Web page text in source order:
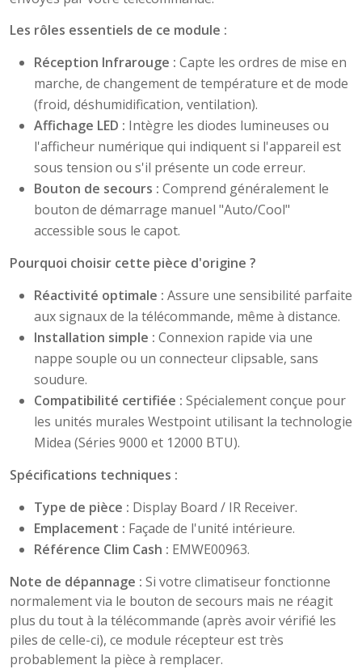
Les rôles essentiels de ce module :
Réception Infrarouge : Capte les ordres de mise en
marche, de changement de température et de mode
(froid, déshumidification, ventilation).
Affichage LED : Intègre les diodes lumineuses ou
l'afficheur numérique qui indiquent si l'appareil est
sous tension ou s'il présente un code erreur.
Bouton de secours : Comprend généralement le
bouton de démarrage manuel "Auto/Cool"
accessible sous le capot.
Pourquoi choisir cette pièce d'origine ?
Réactivité optimale : Assure une sensibilité parfaite
aux signaux de la télécommande, même à distance.
Installation simple : Connexion rapide via une
nappe souple ou un connecteur clipsable, sans
soudure.
Compatibilité certifiée : Spécialement conçue pour
les unités murales Westpoint utilisant la technologie
Midea (Séries 9000 et 12000 BTU).
Spécifications techniques :
Type de pièce : Display Board / IR Receiver.
Emplacement : Façade de l'unité intérieure.
Référence Clim Cash : EMWE00963.
Note de dépannage : Si votre climatiseur fonctionne
normalement via le bouton de secours mais ne réagit
plus du tout à la télécommande (après avoir vérifié les
piles de celle-ci), ce module récepteur est très
probablement la pièce à remplacer.